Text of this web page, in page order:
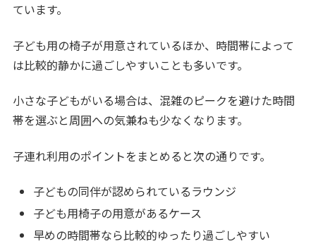
ています。
子ども用の椅子が用意されているほか、時間帯によって
は比較的静かに過ごしやすいことも多いです。
小さな子どもがいる場合は、混雑のピークを避けた時間
帯を選ぶと周囲への気兼ねも少なくなります。
子連れ利用のポイントをまとめると次の通りです。
子どもの同伴が認められているラウンジ
子ども用椅子の用意があるケース
早めの時間帯なら比較的ゆったり過ごしやすい